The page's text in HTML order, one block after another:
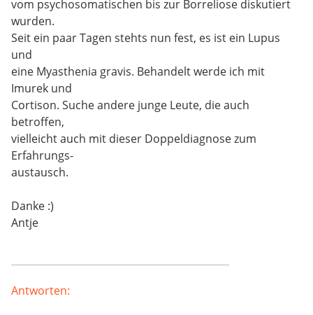
vom psychosomatischen bis zur Borreliose diskutiert
wurden.
Seit ein paar Tagen stehts nun fest, es ist ein Lupus
und
eine Myasthenia gravis. Behandelt werde ich mit
Imurek und
Cortison. Suche andere junge Leute, die auch
betroffen,
vielleicht auch mit dieser Doppeldiagnose zum
Erfahrungs-
austausch.
Danke :)
Antje
Antworten: